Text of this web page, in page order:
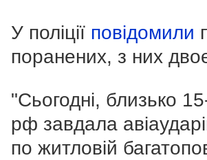
У поліції повідомили
поранених, з них
"Сьогодні, близько
рф завдала
по житловій